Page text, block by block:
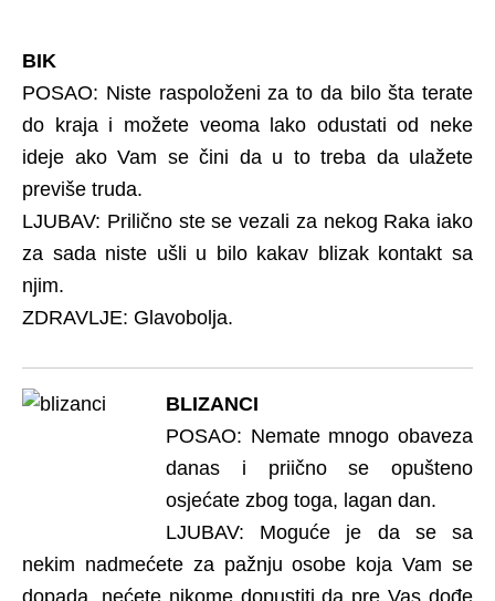
BIK
POSAO: Niste raspoloženi za to da bilo šta terate
do kraja i možete veoma lako odustati od neke
ideje ako Vam se čini da u to treba da ulažete
previše truda.
LJUBAV: Prilično ste se vezali za nekog Raka iako
za sada niste ušli u bilo kakav blizak kontakt sa
njim.
ZDRAVLJE: Glavobolja.
BLIZANCI
POSAO: Nemate mnogo obaveza
danas i priično se opušteno
osjećate zbog toga, lagan dan.
LJUBAV: Moguće je da se sa
nekim nadmećete za pažnju osobe koja Vam se